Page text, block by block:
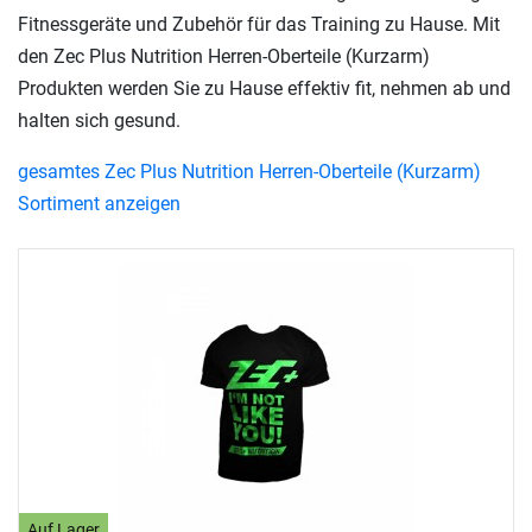
Fitnessgeräte und Zubehör für das Training zu Hause. Mit
den Zec Plus Nutrition Herren-Oberteile (Kurzarm)
Produkten werden Sie zu Hause effektiv fit, nehmen ab und
halten sich gesund.
gesamtes Zec Plus Nutrition Herren-Oberteile (Kurzarm)
Sortiment anzeigen